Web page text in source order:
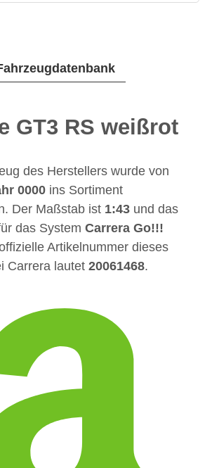
GT3 RS weißrot
des Herstellers wurde von
0000 ins Sortiment
Der Maßstab ist 1:43 und das
das System Carrera Go!!!
Artikelnummer dieses
Carrera lautet 20061468.